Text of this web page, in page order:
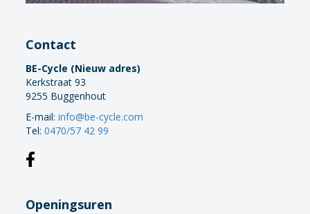
Contact
BE-Cycle (Nieuw adres)
Kerkstraat 93
9255 Buggenhout
E-mail:info@be-cycle.com
Tel:0470/57 42 99
Openingsuren